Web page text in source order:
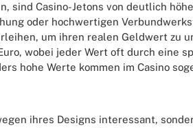
sind Casino-Jetons von deutlich
oder hochwertigen
um ihren realen Geldwert zu
wobei jeder Wert oft durch eine
hohe Werte kommen im Casino
ihres Designs interessant,